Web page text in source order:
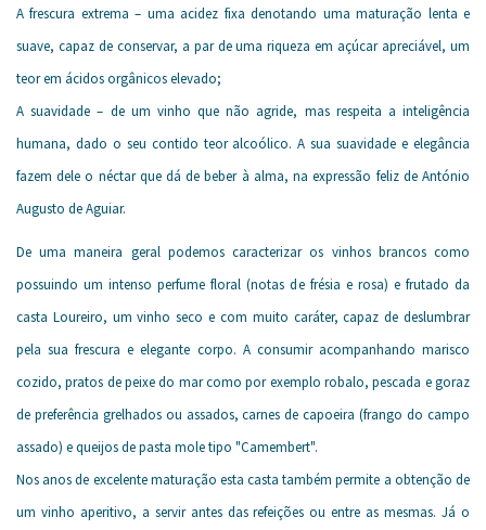
A frescura extrema – uma acidez fixa denotando uma maturação lenta e
suave, capaz de conservar, a par de uma riqueza em açúcar apreciável, um
teor em ácidos orgânicos elevado;
A suavidade – de um vinho que não agride, mas respeita a inteligência
humana, dado o seu contido teor alcoólico. A sua suavidade e elegância
fazem dele o néctar que dá de beber à alma, na expressão feliz de António
Augusto de Aguiar.
De uma maneira geral podemos caracterizar os vinhos brancos como
possuindo um intenso perfume floral (notas de frésia e rosa) e frutado da
casta Loureiro, um vinho seco e com muito caráter, capaz de deslumbrar
pela sua frescura e elegante corpo. A consumir acompanhando marisco
cozido, pratos de peixe do mar como por exemplo robalo, pescada e goraz
de preferência grelhados ou assados, carnes de capoeira (frango do campo
assado) e queijos de pasta mole tipo "Camembert".
Nos anos de excelente maturação esta casta também permite a obtenção de
um vinho aperitivo, a servir antes das refeições ou entre as mesmas. Já o